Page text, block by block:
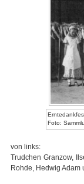
Foto:
von links:
Trudchen Granzow,
Rohde, Hedwig Adam